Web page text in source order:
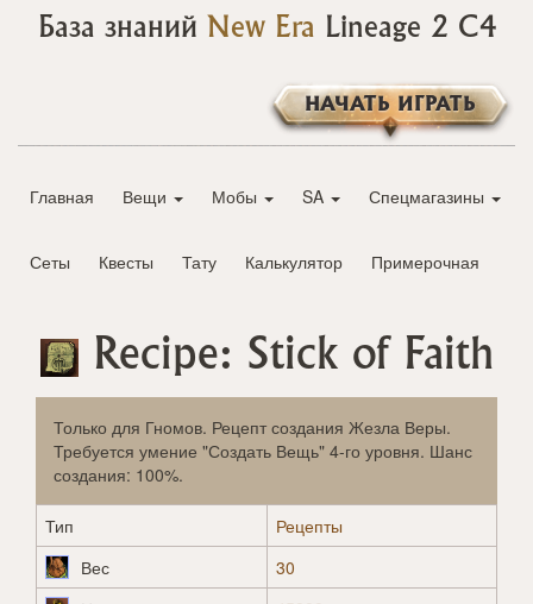
База знаний New Era Lineage 2 C4
НАЧАТЬ ИГРАТЬ
Главная Вещи Мобы SA Спецмагазины
Сеты Квесты Тату Калькулятор Примерочная
Recipe: Stick of Faith
Только для Гномов. Рецепт создания Жезла Веры.
Требуется умение "Создать Вещь" 4-го уровня. Шанс
создания: 100%.
Тип
Рецепты
Вес
30